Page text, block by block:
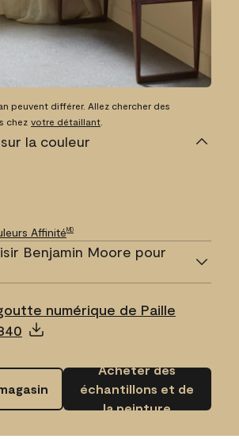
peuvent différer. Allez chercher des
chez votre détaillant
la couleur
AffinitéMD
Benjamin Moore pour
numérique de Paille
Acheter des
échantillons et de
la peinture